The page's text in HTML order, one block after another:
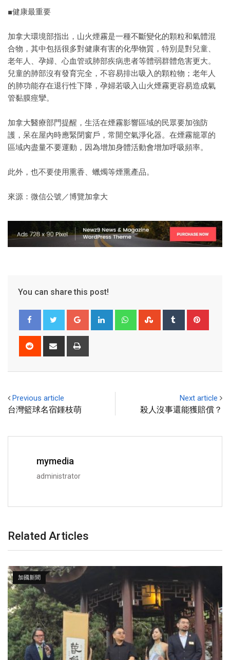
■健康最重要
加拿大環境部指出，山火煙霧是一種不斷變化的顆粒和氣體混
合物，其中包括很多對健康有害的化學物質，特別是對兒童、
老年人、孕婦、心血管或肺部疾病患者等體弱群體危害更大。
兒童的肺部沒有發育完全，不容易排出吸入的顆粒物；老年人
的肺功能存在退行性下降，孕婦若吸入山火煙霧更容易造成氣
管黏膜痙攣。
加拿大醫療部門提醒，生活在煙霧影響區域的民眾要加強防
護，呆在屋內時應緊閉窗戶，常開空氣淨化器。在煙霧籠罩的
區域內盡量不要運動，因為增加身體活動會增加呼吸頻率。
此外，也不要使用熏香、蠟燭等煙熏產品。
來源：微信公號／博覽加拿大
You can share this post!
Previous article
台灣籃球名宿鍾枝萌
Next article
殺人沒事還能獲賠償？
mymedia
administrator
Related Articles
加國新聞